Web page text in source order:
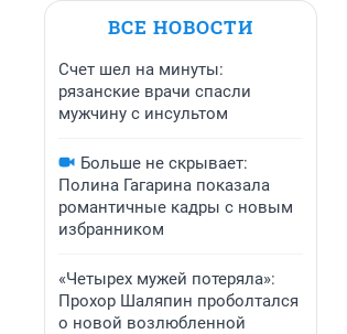
ВСЕ НОВОСТИ
Счет шел на минуты:
рязанские врачи спасли
мужчину с инсультом
Больше не скрывает:
Полина Гагарина показала
романтичные кадры с новым
избранником
«Четырех мужей потеряла»:
Прохор Шаляпин проболтался
о новой возлюбленной